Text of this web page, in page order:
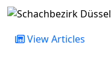
View Articles